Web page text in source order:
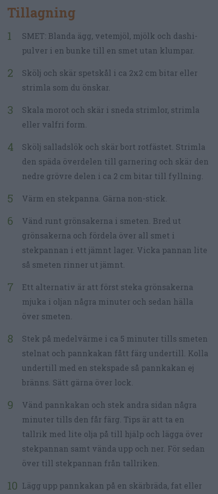
Tillagning
SMET: Blanda ägg, vetemjöl, mjölk och dashi-
pulver i en bunke till en smet utan klumpar.
Skölj och skär spetskål i ca 2x2 cm bitar eller
strimla som du önskar.
Skala morot och skär i sneda strimlor, strimla
eller valfri form.
Skölj salladslök och skär bort rotfästet. Strimla
den späda överdelen till garnering och skär den
nedre grövre delen i ca 2 cm bitar till fyllning.
Värm en stekpanna. Gärna non-stick.
Vänd runt grönsakerna i smeten. Bred ut
grönsakerna och fördela över all smet i
stekpannan i ett jämnt lager. Vicka pannan lite
så smeten rinner ut jämnt.
Ett alternativ är att först steka grönsakerna
mjuka i oljan några minuter och sedan hälla
över smeten.
Stek på medelvärme i ca 5 minuter tills smeten
stelnat och pannkakan fått färg undertill. Kolla
undertill med en stekspade så pannkakan ej
bränns. Sätt gärna över lock.
Vänd pannkakan och stek andra sidan några
minuter tills den får färg. Tips är att ta en
tallrik med lite olja på till hjälp och lägga över
stekpannan samt vända upp och ner. För sedan
över till stekpannan från tallriken.
Lägg upp pannkakan på en skärbräda, fat eller